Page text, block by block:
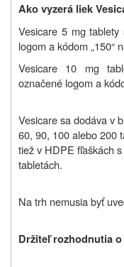
Ako vyzerá liek
Vesicare 5 mg tablety
logom a kódom „150“
Vesicare 10 mg
označené logom a
Vesicare sa dodáva v
60, 90, 100 alebo 200
tiež v HDPE fľaškách
tabletách.
Na trh nemusia byť
Držiteľ rozhodnutia